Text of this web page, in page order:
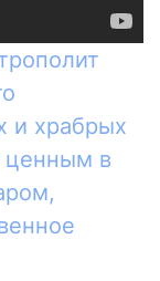
и храбрых
ценным в